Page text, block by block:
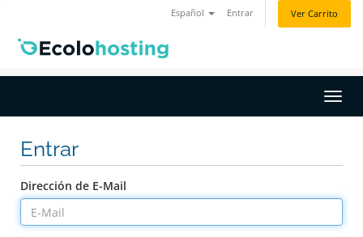
Español Entrar Ver Carrito
Entrar
Dirección de E-Mail